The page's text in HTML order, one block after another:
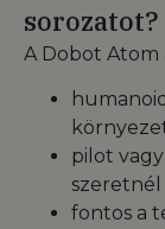
sorozatot?
A Dobot Atom
pilot
fontos a